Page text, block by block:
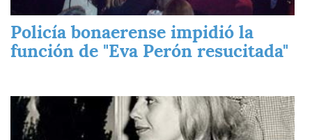
Policía bonaerense impidió la
función de "Eva Perón resucitada"
Imagen